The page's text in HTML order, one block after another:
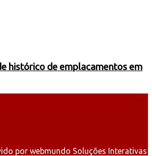
histórico de emplacamentos em
por webmundo Soluções Interativas